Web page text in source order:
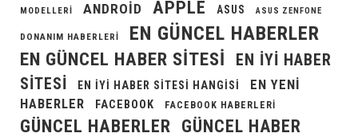
MODELLERI ANDROID APPLE ASUS ASUS ZENFONE
DONANIM HABERLERI EN GÜNCEL HABERLER
EN GÜNCEL HABER SITESI
EN IYI HABER
SITESI
EN IYI HABER SITESI HANGISI
EN YENI
HABERLER
FACEBOOK FACEBOOK HABERLERI
GÜNCEL HABERLER
GÜNCEL HABER